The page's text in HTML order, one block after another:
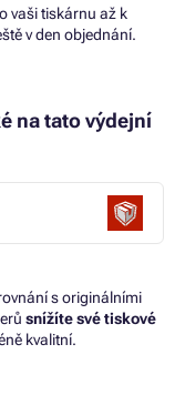
vaši tiskárnu až k
v den objednání.
na tato výdejní
s originálními
snížíte své tiskové
kvalitní.